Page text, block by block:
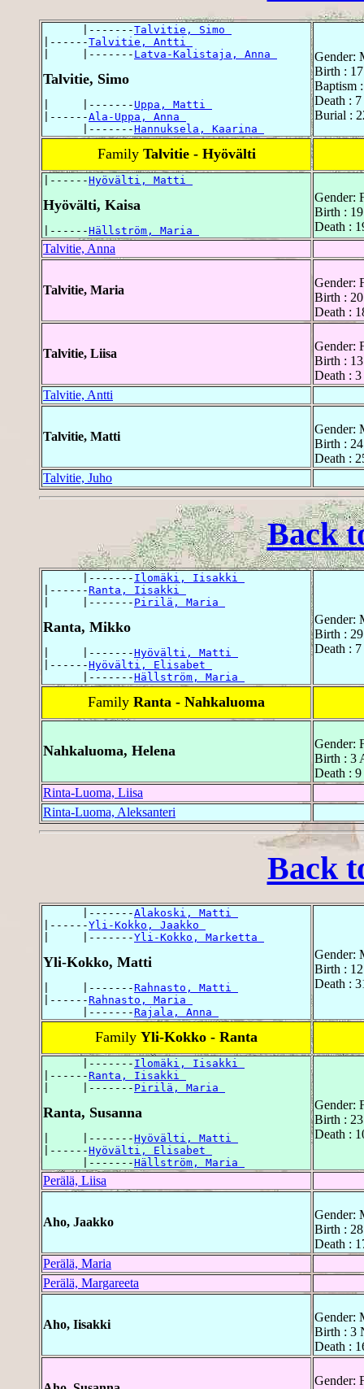
      |-------
Talvitie, Simo
|------Talvitie, Antti
|     |------- Latva-Kalistaja, Anna
Talvitie, Simo
|     |------- Uppa, Matti
|------Ala-Uppa, Anna
      |-------
Hannuksela, Kaarina
Gender:
Birth :
Baptism
Death :
Burial :
Family Talvitie - Hyövälti
|------Hyövälti, Matti
Hyövälti, Kaisa
|------Hällström, Maria
Gender:
Birth :
Death :
Talvitie, Anna
Talvitie, Maria
Gender:
Birth :
Death :
Talvitie, Liisa
Gender:
Birth :
Death :
Talvitie, Antti
Talvitie, Matti
Gender:
Birth :
Death :
Talvitie, Juho
Back
      |-------
Ilomäki, Iisakki
|------Ranta, Iisakki
|     |------- Pirilä, Maria
Ranta, Mikko
|     |-------Hyövälti, Matti
|------Hyövälti, Elisabet
      |-------
Hällström, Maria
Gender:
Birth :
Death :
Family Ranta - Nahkaluoma
Nahkaluoma, Helena
Gender:
Birth : 3
Death :
Rinta-Luoma, Liisa
Rinta-Luoma, Aleksanteri
Back
      |-------
Alakoski, Matti
|------Yli-Kokko, Jaakko
|     |-------Yli-Kokko, Marketta
Yli-Kokko, Matti
|     |-------Rahnasto, Matti
|------Rahnasto, Maria
      |-------
Rajala, Anna
Gender:
Birth :
Death :
Family Yli-Kokko - Ranta
      |-------
Ilomäki, Iisakki
|------Ranta, Iisakki
|     |------- Pirilä, Maria
Ranta, Susanna
|     |-------Hyövälti, Matti
|------Hyövälti, Elisabet
      |-------
Hällström, Maria
Gender:
Birth :
Death :
Perälä, Liisa
Aho, Jaakko
Gender:
Birth :
Death :
Perälä, Maria
Perälä, Margareeta
Aho, Iisakki
Gender:
Birth : 3
Death :
Gender: